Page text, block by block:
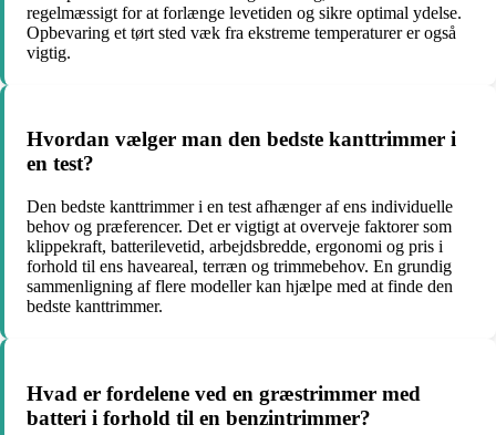
regelmæssigt for at forlænge levetiden og sikre optimal ydelse.
Opbevaring et tørt sted væk fra ekstreme temperaturer er også
vigtig.
Hvordan vælger man den bedste kanttrimmer i
en test?
Den bedste kanttrimmer i en test afhænger af ens individuelle
behov og præferencer. Det er vigtigt at overveje faktorer som
klippekraft, batterilevetid, arbejdsbredde, ergonomi og pris i
forhold til ens haveareal, terræn og trimmebehov. En grundig
sammenligning af flere modeller kan hjælpe med at finde den
bedste kanttrimmer.
Hvad er fordelene ved en græstrimmer med
batteri i forhold til en benzintrimmer?